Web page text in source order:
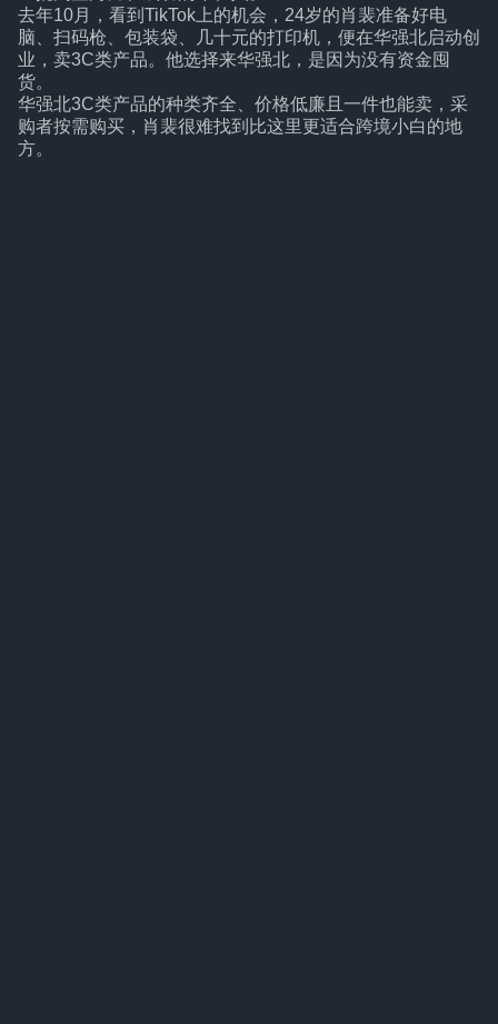
去年10月，看到TikTok上的机会，24岁的肖裴准备好电
脑、扫码枪、包装袋、几十元的打印机，便在华强北启动创
业，卖3C类产品。他选择来华强北，是因为没有资金囤
货。
华强北3C类产品的种类齐全、价格低廉且一件也能卖，采
购者按需购买，肖裴很难找到比这里更适合跨境小白的地
方。